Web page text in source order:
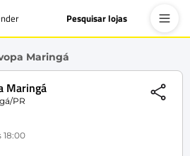
Pesquisar lojas
Maringá
Maringá
PR
18:00